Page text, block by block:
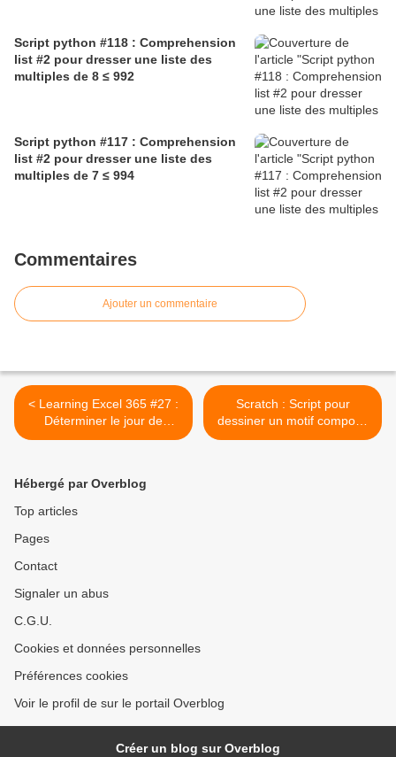
Script python #118 : Comprehension
list #2 pour dresser une liste des
multiples de 8 ≤ 992
Script python #117 : Comprehension
list #2 pour dresser une liste des
multiples de 7 ≤ 994
Commentaires
Ajouter un commentaire
< Learning Excel 365 #27 :
Déterminer le jour de
Pâques d'une année en
Scratch : Script pour
dessiner un motif composé
de 4 disques >
Hébergé par Overblog
Top articles
Pages
Contact
Signaler un abus
C.G.U.
Cookies et données personnelles
Préférences cookies
Voir le profil de sur le portail Overblog
Créer un blog sur Overblog